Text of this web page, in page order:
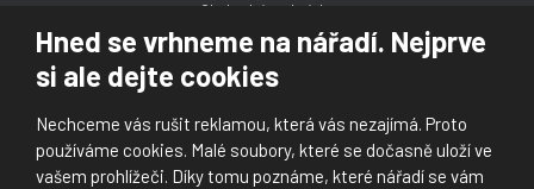
Hned se vrhneme na nářadí. Nejprve
si ale dejte cookies
Nechceme vás rušit reklamou, která vás nezajímá. Proto
používáme cookies. Malé soubory, které se dočasně uloží ve
vašem prohlížeči. Díky tomu poznáme, které nářadí se vám
Obchodní podmínky
Reklamace
Magazín
Kontakt